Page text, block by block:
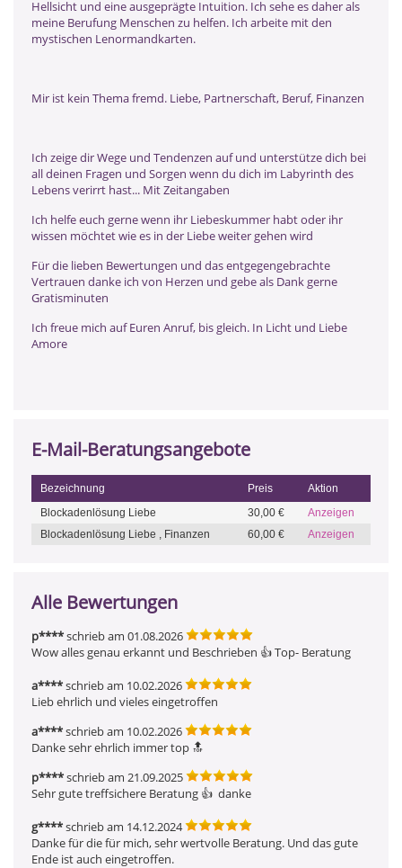
Hellsicht und eine ausgeprägte Intuition. Ich sehe es daher als
meine Berufung Menschen zu helfen. Ich arbeite mit den
mystischen Lenormandkarten.
Mir ist kein Thema fremd. Liebe, Partnerschaft, Beruf, Finanzen
Ich zeige dir Wege und Tendenzen auf und unterstütze dich bei
all deinen Fragen und Sorgen wenn du dich im Labyrinth des
Lebens verirrt hast... Mit Zeitangaben
Ich helfe euch gerne wenn ihr Liebeskummer habt oder ihr
wissen möchtet wie es in der Liebe weiter gehen wird ️
Für die lieben Bewertungen und das entgegengebrachte
Vertrauen danke ich von Herzen und gebe als Dank gerne
Gratisminuten
Ich freue mich auf Euren Anruf, bis gleich. In Licht und Liebe
Amore
E-Mail-Beratungsangebote
Bezeichnung Preis
Aktion
Blockadenlösung Liebe
30,00 €
Anzeigen
Blockadenlösung Liebe , Finanzen
60,00 € Anzeigen
Alle Bewertungen
p****schrieb am 01.08.2026
Wow alles genau erkannt und Beschrieben 👍 Top- Beratung
a****schrieb am 10.02.2026
Lieb ehrlich und vieles eingetroffen
a****schrieb am 10.02.2026
Danke sehr ehrlich immer top 🔝
p****schrieb am 21.09.2025
Sehr gute treffsichere Beratung 👍  danke
g****schrieb am 14.12.2024
Danke für die für mich, sehr wertvolle Beratung. Und das gute
Ende ist auch eingetroffen.